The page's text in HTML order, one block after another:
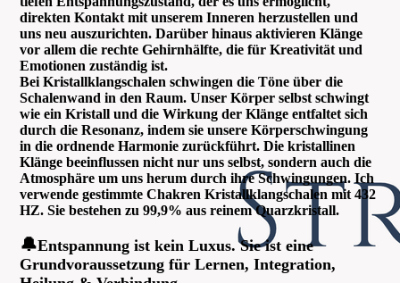
direkten Kontakt mit unserem Inneren herzustellen und
uns neu auszurichten. Darüber hinaus aktivieren Klänge
vor allem die rechte Gehirnhälfte, die für Kreativität und
Emotionen zuständig ist.
Bei Kristallklangschalen schwingen die Töne über die
Schalenwand in den Raum. Unser Körper selbst schwingt
wie ein Kristall und die Wirkung der Klänge entfaltet sich
durch die Resonanz, indem sie unsere Körperschwingung
in die ordnende Harmonie zurückführt. Die kristallinen
Klänge beeinflussen nicht nur uns selbst, sondern auch die
Atmosphäre um uns herum durch ihre Schwingungen. Ich
verwende gestimmte Chakren Kristallklangschalen mit 432
HZ. Sie bestehen zu 99,9% aus reinem Quarzkristall.
🔔Entspannung ist kein Luxus. Sie ist eine
Grundvoraussetzung für Lernen, Integration,